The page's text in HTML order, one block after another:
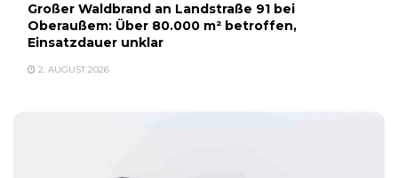
Großer Waldbrand an Landstraße 91 bei
Oberaußem: Über 80.000 m² betroffen,
Einsatzdauer unklar
2. AUGUST 2026